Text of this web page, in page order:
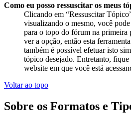
Como eu posso ressuscitar os meus
Clicando em “Ressuscitar
visualizando o mesmo, você
para o topo do fórum na primeira
ver a opção, então esta
também é possível efetuar isto
tópico desejado. Entretanto, fique
website em que você está
Voltar ao topo
Sobre os Formatos e